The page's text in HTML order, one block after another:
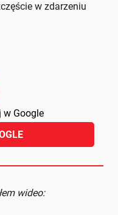
w zdarzeniu
w Google
wideo: